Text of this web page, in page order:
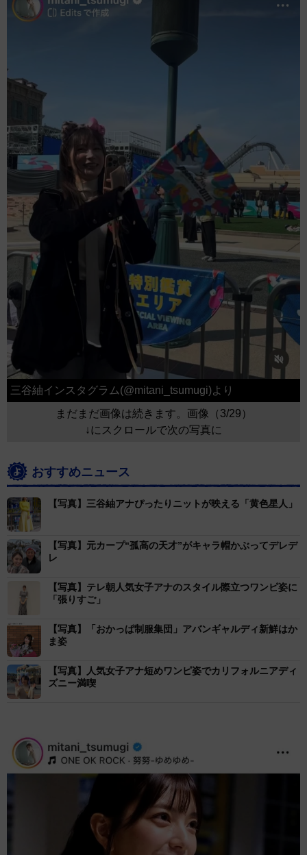
三谷紬インスタグラム(@mitani_tsumugi)より
まだまだ画像は続きます。画像（3/29）
↓にスクロールで次の写真に
おすすめニュース
【写真】三谷紬アナぴったりニットが映える「黄色星人」
【写真】元カープ“孤高の天才”がキャラ帽かぶってデレデ
レ
【写真】テレ朝人気女子アナのスタイル際立つワンピ姿に
「張りすご」
【写真】「おかっぱ制服集団」アバンギャルディ新鮮はか
ま姿
【写真】人気女子アナ短めワンピ姿でカリフォルニアディ
ズニー満喫